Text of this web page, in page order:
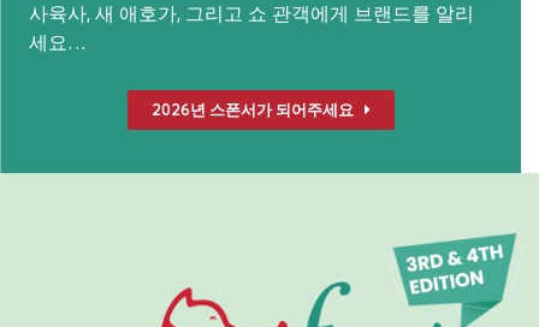
사육사, 새 애호가, 그리고 쇼 관객에게 브랜드를 알리
세요…
2026년 스폰서가 되어주세요